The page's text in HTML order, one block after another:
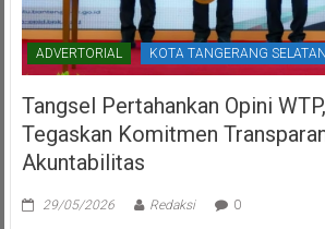
ADVERTORIAL KOTA TANGERANG SELATAN
Tangsel Pertahankan Opini
Tegaskan Komitmen
Akuntabilitas
29/05/2026 Redaksi 0